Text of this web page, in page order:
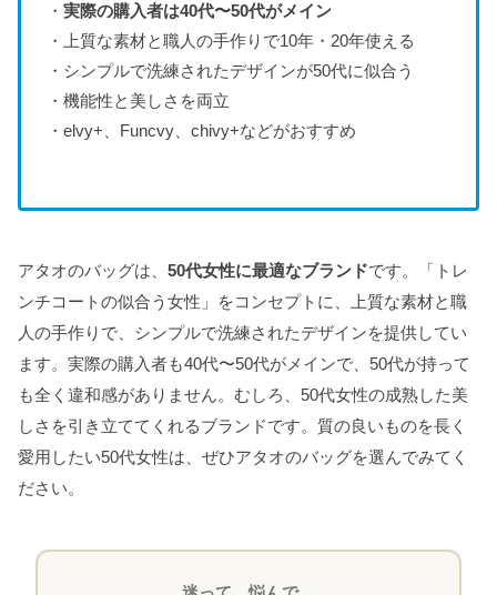
・ 実際の購入者は40代〜50代がメイン
・上質な素材と職人の手作りで10年・20年使える
・シンプルで洗練されたデザインが50代に似合う
・機能性と美しさを両立
・elvy+、Funcvy、chivy+などがおすすめ
アタオのバッグは、 50代女性に最適なブランドです。「トレ
ンチコートの似合う女性」をコンセプトに、上質な素材と職
人の手作りで、シンプルで洗練されたデザインを提供してい
ます。実際の購入者も40代〜50代がメインで、50代が持って
も全く違和感がありません。むしろ、50代女性の成熟した美
しさを引き立ててくれるブランドです。質の良いものを長く
愛用したい50代女性は、ぜひアタオのバッグを選んでみてく
ださい。